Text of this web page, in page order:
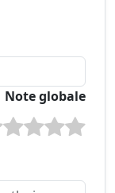
Note globale